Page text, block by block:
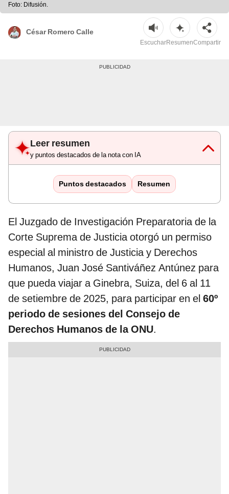
Foto: Difusión.
César Romero Calle
EscucharResumenCompartir
Leer resumen
y puntos destacados de la nota con IA
Puntos destacados Resumen
El Juzgado de Investigación Preparatoria de la
Corte Suprema de Justicia otorgó un permiso
especial al ministro de Justicia y Derechos
Humanos, Juan José Santiváñez Antúnez para
que pueda viajar a Ginebra, Suiza, del 6 al 11
de setiembre de 2025, para participar en el 60º
periodo de sesiones del Consejo de
Derechos Humanos de la ONU.